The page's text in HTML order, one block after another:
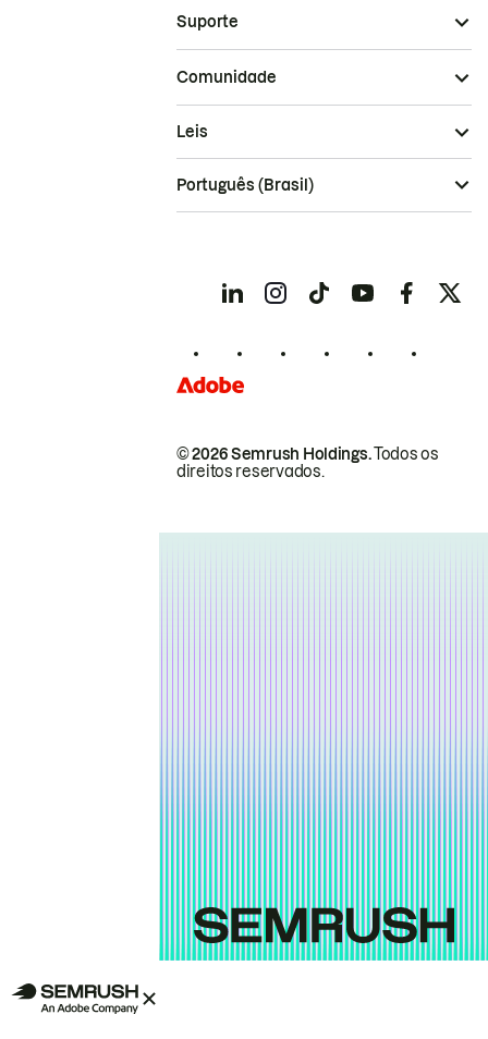
Suporte
Comunidade
© 2026 Semrush Holdings.Todos os
direitos reservados.
Leis
Português (Brasil)